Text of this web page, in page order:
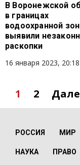
В Воронежской
в границах
водоохранной
выявили
раскопки
16 января 2023, 20:18
1 2
РОССИЯ МИР
НАУКА ПРАВО